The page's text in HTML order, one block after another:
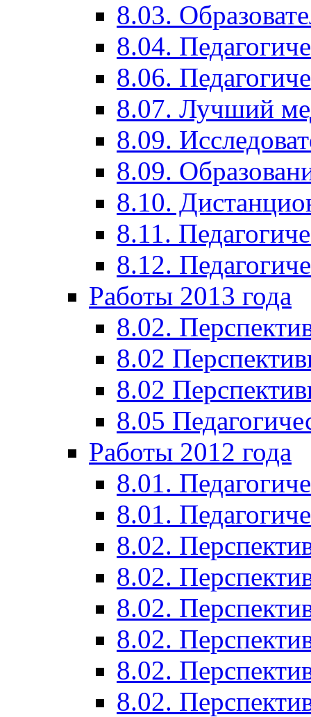
8.03.
8.04.
8.06.
8.07. Лучший
8.09.
8.09.
8.10.
8.11.
8.12.
Работы 2013 года
8.02.
8.02
8.02
8.05
Работы 2012 года
8.01.
8.01.
8.02.
8.02.
8.02.
8.02.
8.02.
8.02.